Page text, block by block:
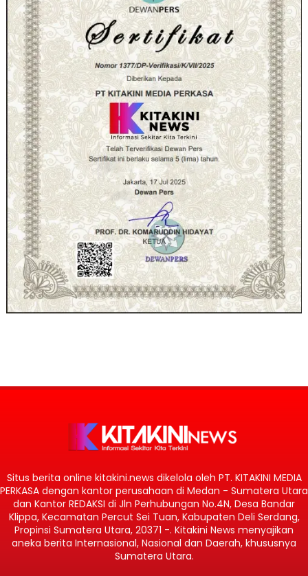
Situs berita online kitakini.news dikelola oleh PT. KITAKINI MEDIA
PERKASA dengan kantor perusahaan di Medan - Sumatera Utara
dan Kantor REDAKSI di Jln Perhubungan No.4N, Desa Bandar
Klippa, Kecamatan Percut Sei Tuan, Kabupaten Deli Serdang,
Propinsi Sumatera Utara, 20371 -. Kitakini News menyajikan
aneka berita Internasional, Nasional dan Daerah, khususnya
Sumatera Utara.